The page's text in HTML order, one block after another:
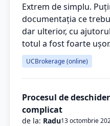
Extrem de simplu.
documentația ce
dar ulterior, cu
totul a fost foarte ușor.
UCBrokerage (online)
Procesul de
complicat
de la: Radu13 octombrie